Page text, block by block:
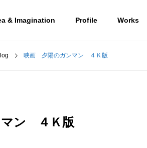
& Imagination Profile Works
映画 夕陽のガンマン ４Ｋ版
ン ４Ｋ版